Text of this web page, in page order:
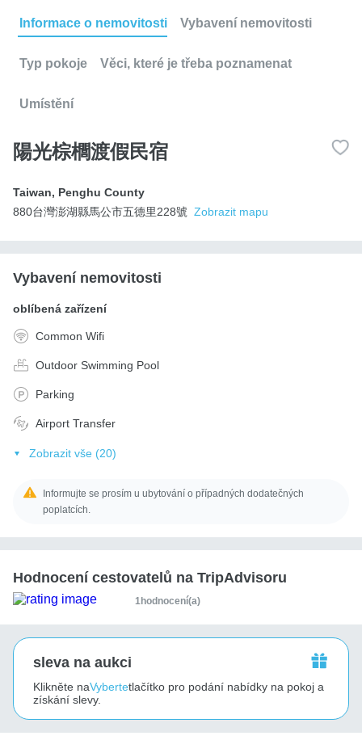
Informace o nemovitosti Vybavení nemovitosti
Typ pokoje Věci, které je třeba poznamenat
Umístění
陽光棕櫚渡假民宿
Taiwan, Penghu County
880台灣澎湖縣馬公市五德里228號 Zobrazit mapu
Vybavení nemovitosti
oblíbená zařízení
Common Wifi
Outdoor Swimming Pool
Parking
Airport Transfer
Zobrazit vše (20)
Informujte se prosím u ubytování o případných dodatečných
poplatcích.
Hodnocení cestovatelů na TripAdvisoru
1hodnocení(a)
sleva na aukci
Klikněte naVybertetlačítko pro podání nabídky na pokoj a
získání slevy.